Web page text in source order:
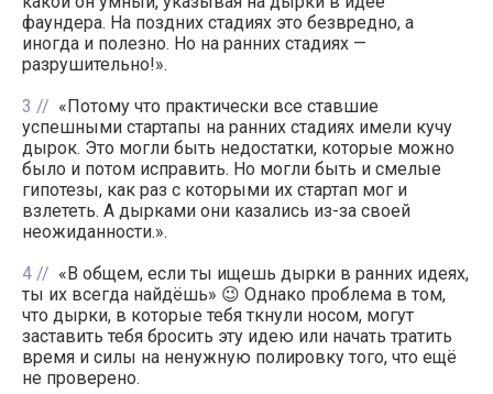
фаундера. На поздних стадиях это безвредно, а
иногда и полезно. Но на ранних стадиях —
разрушительно!».
3
«Потому что практически все ставшие
успешными стартапы на ранних стадиях имели кучу
дырок. Это могли быть недостатки, которые можно
было и потом исправить. Но могли быть и смелые
гипотезы, как раз с которыми их стартап мог и
взлететь. А дырками они казались из-за своей
неожиданности.».
4
«В общем, если ты ищешь дырки в ранних идеях,
ты их всегда найдёшь» 😉 Однако проблема в том,
что дырки, в которые тебя ткнули носом, могут
заставить тебя бросить эту идею или начать тратить
время и силы на ненужную полировку того, что ещё
не проверено.